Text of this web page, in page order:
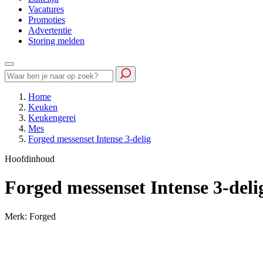
Vacatures
Promoties
Advertentie
Storing melden
Home
Keuken
Keukengerei
Mes
Forged messenset Intense 3-delig
Hoofdinhoud
Forged messenset Intense 3-
Merk: Forged